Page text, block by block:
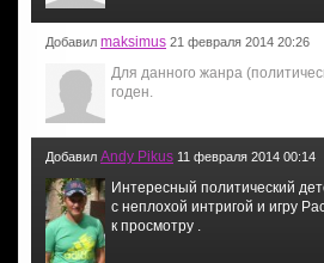
Добавил maksimus 21 февраля 2014 20:26
Для данного жанра
годен.
Добавил Andy Pikus 11 февраля 2014 00:14
Интересный политический
с неплохой интригой и игру
к просмотру .